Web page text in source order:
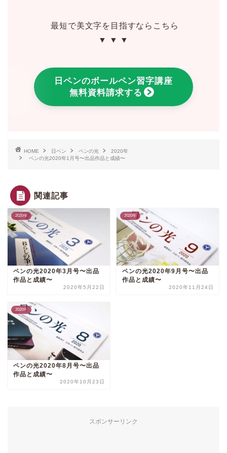
最短で美文字を目指すならこちら
▼ ▼ ▼
日ペンのボールペン習字講座
無料資料請求する
HOME 日ペン ペンの光
2020年
ペンの光2020年1月号〜出品作品と成績〜
関連記事
2020年
ペンの光2020年3月号〜出品
作品と成績〜
2020年5月22日
2020年
ペンの光2020年9月号〜出品
作品と成績〜
2020年11月24日
2020年
ペンの光2020年8月号〜出品
作品と成績〜
2020年10月23日
スポンサーリンク